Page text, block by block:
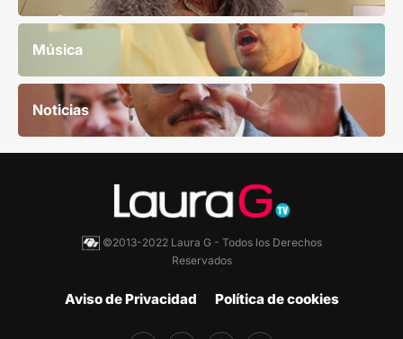
Música
Noticias
©2013-2022 Laura G - Todos los Derechos
Reservados
Aviso de Privacidad Política de cookies